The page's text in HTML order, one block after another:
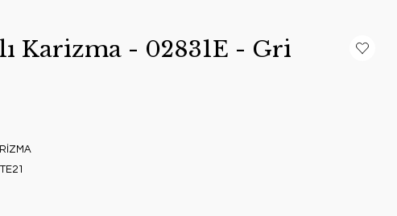
Karizma - 02831E - Gri